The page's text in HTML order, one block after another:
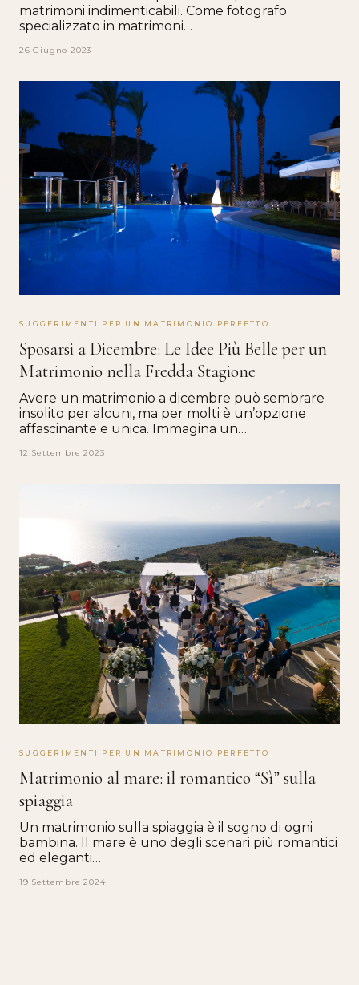
matrimoni indimenticabili. Come fotografo
specializzato in matrimoni…
26 Giugno 2023
SUGGERIMENTI PER UN MATRIMONIO PERFETTO
Sposarsi a Dicembre: Le Idee Più Belle per un
Matrimonio nella Fredda Stagione
Avere un matrimonio a dicembre può sembrare
insolito per alcuni, ma per molti è un’opzione
affascinante e unica. Immagina un…
12 Settembre 2023
SUGGERIMENTI PER UN MATRIMONIO PERFETTO
Matrimonio al mare: il romantico “Sì” sulla
spiaggia
Un matrimonio sulla spiaggia è il sogno di ogni
bambina. Il mare è uno degli scenari più romantici
ed eleganti…
19 Settembre 2024